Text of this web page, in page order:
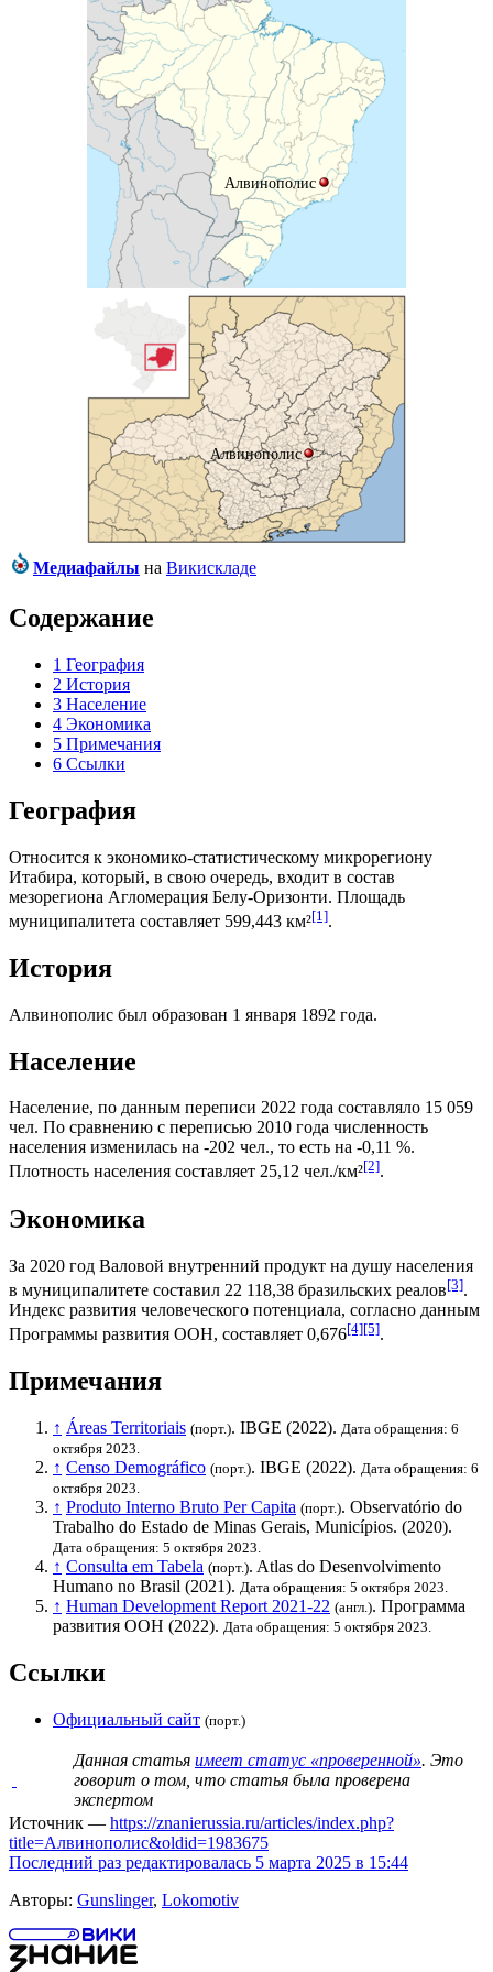
Алвинополис
Алвинополис
Медиафайлы на Викискладе
Содержание
1 География
2 История
3 Население
4 Экономика
5 Примечания
6 Ссылки
География
Относится к экономико-статистическому микрорегиону
Итабира, который, в свою очередь, входит в состав
мезорегиона Агломерация Белу-Оризонти. Площадь
муниципалитета составляет 599,443 км²[1].
История
Алвинополис был образован 1 января 1892 года.
Население
Население, по данным переписи 2022 года составляло 15 059
чел. По сравнению с переписью 2010 года численность
населения изменилась на -202 чел., то есть на -0,11 %.
Плотность населения составляет 25,12 чел./км²[2].
Экономика
За 2020 год Валовой внутренний продукт на душу населения
в муниципалитете составил 22 118,38 бразильских реалов[3].
Индекс развития человеческого потенциала, согласно данным
Программы развития ООН, составляет 0,676[4][5].
Примечания
↑ Áreas Territoriais (порт.). IBGE (2022). Дата обращения: 6
октября 2023.
↑ Censo Demográfico (порт.). IBGE (2022). Дата обращения: 6
октября 2023.
↑ Produto Interno Bruto Per Capita (порт.). Observatório do
Trabalho do Estado de Minas Gerais, Municípios. (2020).
Дата обращения: 5 октября 2023.
↑ Consulta em Tabela (порт.). Atlas do Desenvolvimento
Humano no Brasil (2021). Дата обращения: 5 октября 2023.
↑ Human Development Report 2021-22 (англ.). Программа
развития ООН (2022). Дата обращения: 5 октября 2023.
Ссылки
Официальный сайт (порт.)
Данная статья имеет статус «проверенной». Это
говорит о том, что статья была проверена
экспертом
Источник — https://znanierussia.ru/articles/index.php?
title=Алвинополис&oldid=1983675
Последний раз редактировалась 5 марта 2025 в 15:44
Авторы: Gunslinger, Lokomotiv